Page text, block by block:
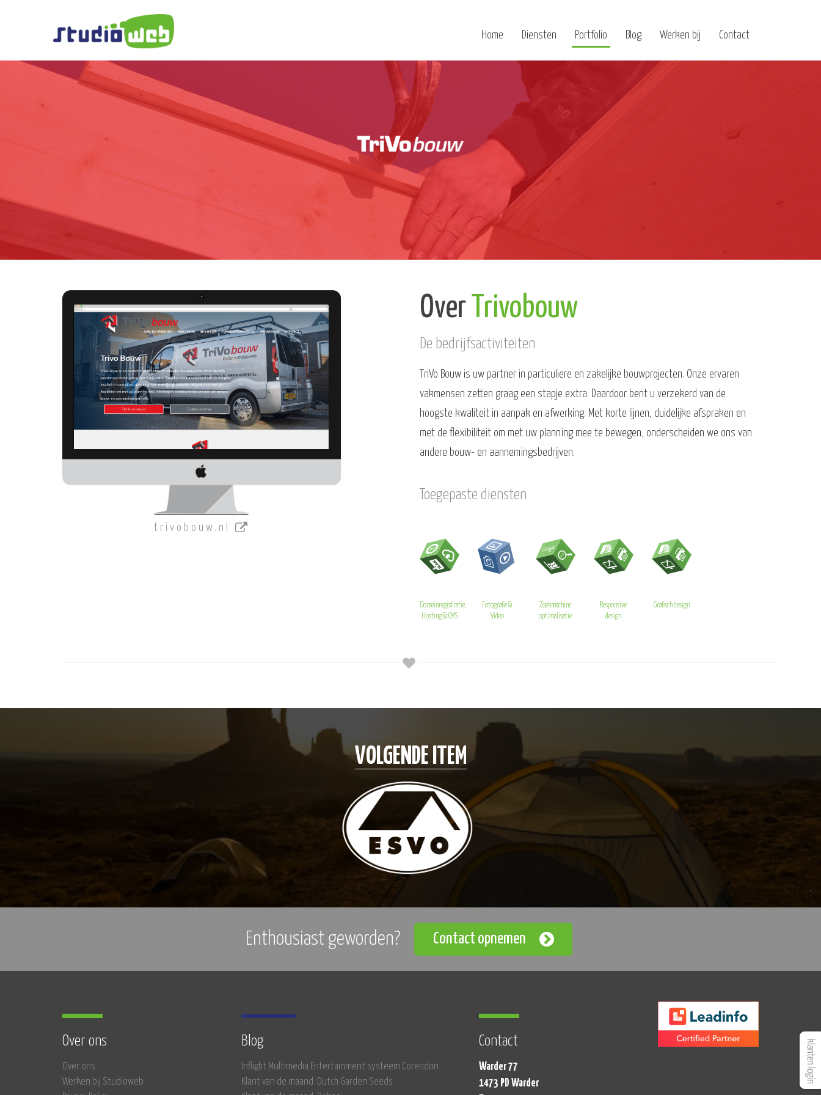
Home Diensten Portfolio Blog Werken bij Contact
trivobouw.nl
Over Trivobouw
De bedrijfsactiviteiten
TriVo Bouw is uw partner in particuliere en zakelijke bouwprojecten. Onze ervaren
vakmensen zetten graag een stapje extra. Daardoor bent u verzekerd van de
hoogste kwaliteit in aanpak en afwerking. Met korte lijnen, duidelijke afspraken en
met de flexibiliteit om met uw planning mee te bewegen, onderscheiden we ons van
andere bouw- en aannemingsbedrijven.
Toegepaste diensten
Domeinregistratie,
Hosting & CMS
Fotografie &
Video
Zoekmachine
optimalisatie
Responsive
design
Grafisch design
VOLGENDE ITEM
Enthousiast geworden? Contact opnemen
Over ons
Over ons
Werken bij Studioweb
Blog
Inflight Multimedia Entertainment systeem Corendon
Klant van de maand: Dutch Garden Seeds
Contact
Warder 77
1473 PD Warder